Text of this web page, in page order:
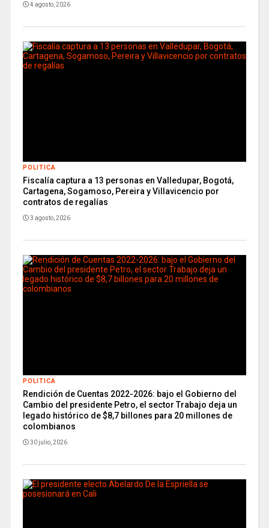
4 agosto, 2026
POLITICA
Fiscalía captura a 13 personas en Valledupar, Bogotá,
Cartagena, Sogamoso, Pereira y Villavicencio por
contratos de regalías
3 agosto, 2026
POLITICA
Rendición de Cuentas 2022-2026: bajo el Gobierno del
Cambio del presidente Petro, el sector Trabajo deja un
legado histórico de $8,7 billones para 20 millones de
colombianos
30 julio, 2026